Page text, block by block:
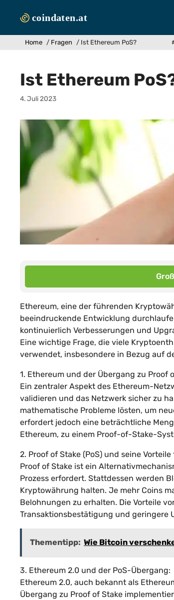
Inhalt
Home / Fragen / Ist Ethereum PoS?
Ist Ethereum
4. Juli 2023
Ethereum, eine der führenden
beeindruckende Entwicklung
kontinuierlich Verbesserungen und
Eine wichtige Frage, die viele
verwendet, insbesondere in Bezug auf
1. Ethereum und der Übergang zu Proof
Ein zentraler Aspekt des Ethereum-
validieren und das Netzwerk sicher zu
mathematische Probleme lösten, um
erfordert jedoch eine beträchtliche
Ethereum, zu einem Proof-of-Stake-
2. Proof of Stake (PoS) und seine
Proof of Stake ist ein
Prozess erfordert. Stattdessen werden
Kryptowährung halten. Je mehr Coins
Belohnungen zu erhalten. Die Vorteile
Transaktionsbestätigung und geringere
Thementipp: Wie Bitcoin
3. Ethereum 2.0 und der PoS-Übergang:
Ethereum 2.0, auch bekannt als
Übergang zu Proof of Stake